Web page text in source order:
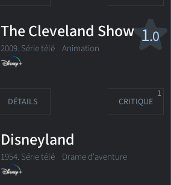
1.0
The Cleveland Show
2009. Série télé Animation
DÉTAILS CRITIQUE
1
Disneyland
1954. Série télé Drame d'aventure